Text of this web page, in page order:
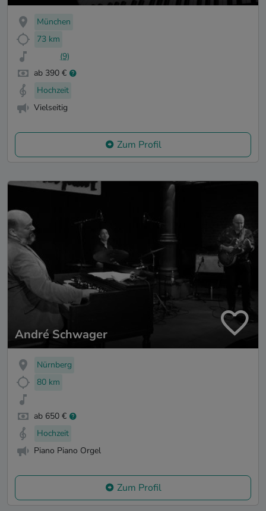
München
73 km
(9)
ab 390 €
Hochzeit
Vielseitig
Zum Profil
André Schwager
Nürnberg
80 km
ab 650 €
Hochzeit
Piano Piano Orgel
Zum Profil